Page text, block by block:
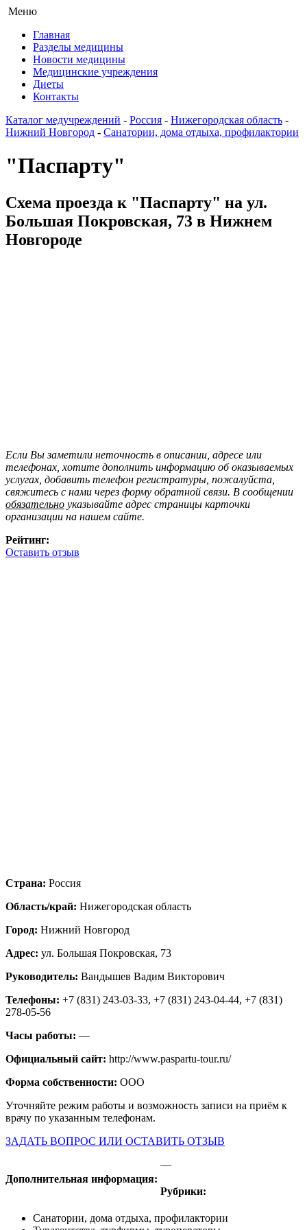
Меню
Главная
Разделы медицины
Новости медицины
Медицинские учреждения
Диеты
Контакты
Каталог медучреждений - Россия - Нижегородская область -
Нижний Новгород - Санатории, дома отдыха, профилактории
"Паспарту"
Схема проезда к "Паспарту" на ул.
Большая Покровская, 73 в Нижнем
Новгороде
Если Вы заметили неточность в описании, адресе или
телефонах, хотите дополнить информацию об оказываемых
услугах, добавить телефон регистратуры, пожалуйста,
свяжитесь с нами через форму обратной связи. В сообщении
обязательно указывайте адрес страницы карточки
организации на нашем сайте.
Рейтинг:
Оставить отзыв
Страна: Россия
Область/край: Нижегородская область
Город: Нижний Новгород
Адрес: ул. Большая Покровская, 73
Руководитель: Вандышев Вадим Викторович
Телефоны: +7 (831) 243-03-33, +7 (831) 243-04-44, +7 (831)
278-05-56
Часы работы: —
Официальный сайт: http://www.paspartu-tour.ru/
Форма собственности: ООО
Уточняйте режим работы и возможность записи на приём к
врачу по указанным телефонам.
ЗАДАТЬ ВОПРОС ИЛИ ОСТАВИТЬ ОТЗЫВ
Дополнительная информация:
—
Рубрики:
Санатории, дома отдыха, профилактории